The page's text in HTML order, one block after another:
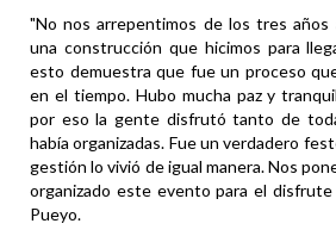
"No nos arrepentimos de los tres
una construcción que hicimos para
esto demuestra que fue un proceso
en el tiempo. Hubo mucha paz y
por eso la gente disfrutó tanto de
había organizadas. Fue un verdadero
gestión lo vivió de igual manera. Nos
organizado este evento para el
Pueyo.